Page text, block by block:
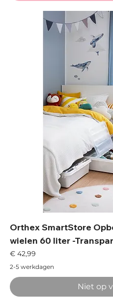
Orthex SmartStore
wielen 60 liter -
Prijs
€ 42,99
2-5 werkdagen
Niet op